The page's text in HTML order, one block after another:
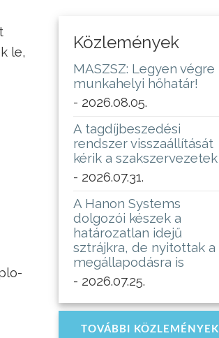
le,
Közlemények
MASZSZ: Legyen végre
munkahelyi hőhatár!
- 2026.08.05.
A tagdíjbeszedési
rendszer visszaállítását
kérik a szakszervezetek
- 2026.07.31.
A Hanon Systems
dolgozói készek a
határozatlan idejű
sztrájkra, de nyitottak a
megállapodásra is
- 2026.07.25.
TOVÁBBI KÖZLEMÉNYEK